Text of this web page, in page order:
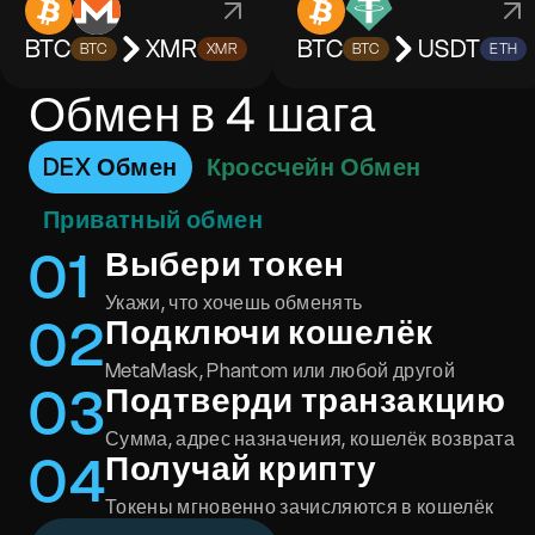
BTC BTC XMR XMR BTC BTC USDT ETH
Обмен в 4 шага
DEX Обмен
Кроссчейн Обмен
Приватный обмен
01 Выбери токен
Укажи, что хочешь обменять
02Подключи кошелёк
MetaMask, Phantom или любой другой
03Подтверди транзакцию
Сумма, адрес назначения, кошелёк возврата
04Получай крипту
Токены мгновенно зачисляются в кошелёк